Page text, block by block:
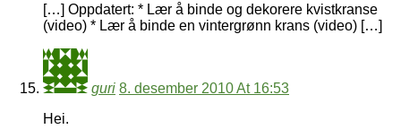
[…] Oppdatert: * Lær å binde og dekorere kvistkranse
(video) * Lær å binde en vintergrønn krans (video) […]
guri 8. desember 2010 At 16:53
Hei.